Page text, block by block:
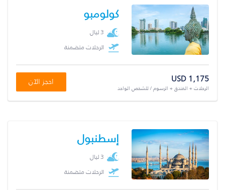
كولومبو
3 ليال
الرحلات متضمنة
USD 1,175
الرحلات + الفندق + الرسوم / للشخص الواحد
احجز الآن
إسطنبول
3 ليال
الرحلات متضمنة